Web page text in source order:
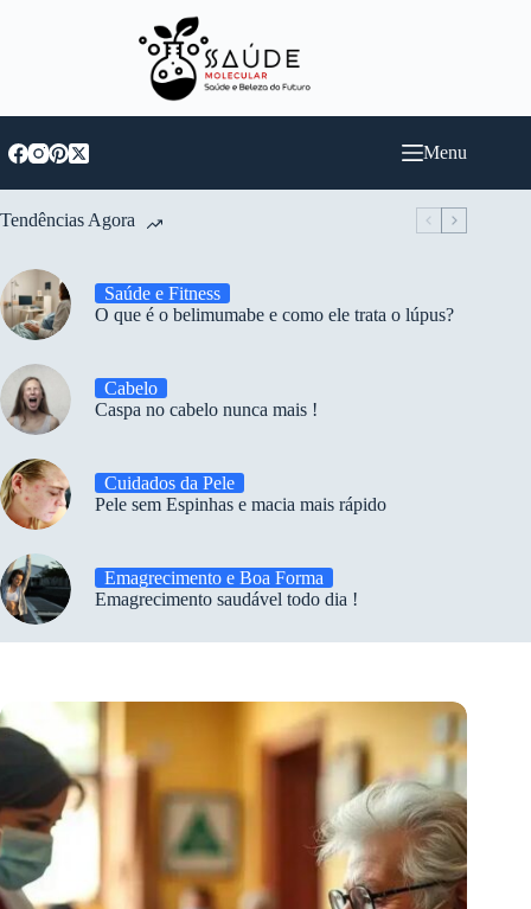
Menu
Tendências Agora
Saúde e Fitness
O que é o belimumabe e como ele trata o lúpus?
Cabelo
Caspa no cabelo nunca mais !
Cuidados da Pele
Pele sem Espinhas e macia mais rápido
Emagrecimento e Boa Forma
Emagrecimento saudável todo dia !